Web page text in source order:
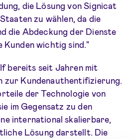
die Lösung von Signicat
zu wählen, da die
die Abdeckung der Dienste
Kunden wichtig sind."
bereits seit Jahren mit
zur Kundenauthentifizierung.
der Technologie von
im Gegensatz zu den
international skalierbare,
Lösung darstellt. Die